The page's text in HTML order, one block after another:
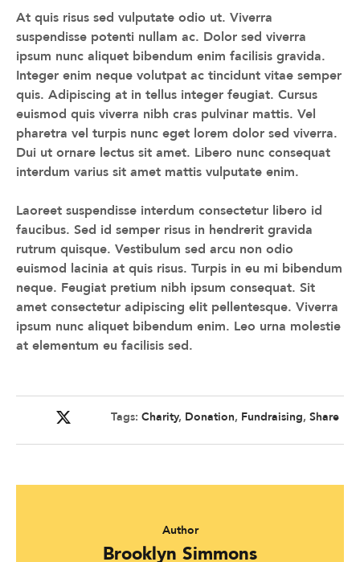
At quis risus sed vulputate odio ut. Viverra
suspendisse potenti nullam ac. Dolor sed viverra
ipsum nunc aliquet bibendum enim facilisis gravida.
Integer enim neque volutpat ac tincidunt vitae semper
quis. Adipiscing at in tellus integer feugiat. Cursus
euismod quis viverra nibh cras pulvinar mattis. Vel
pharetra vel turpis nunc eget lorem dolor sed viverra.
Dui ut ornare lectus sit amet. Libero nunc consequat
interdum varius sit amet mattis vulputate enim.
Laoreet suspendisse interdum consectetur libero id
faucibus. Sed id semper risus in hendrerit gravida
rutrum quisque. Vestibulum sed arcu non odio
euismod lacinia at quis risus. Turpis in eu mi bibendum
neque. Feugiat pretium nibh ipsum consequat. Sit
amet consectetur adipiscing elit pellentesque. Viverra
ipsum nunc aliquet bibendum enim. Leo urna molestie
at elementum eu facilisis sed.
Tags: Charity, Donation, Fundraising, Share
Author
Brooklyn Simmons